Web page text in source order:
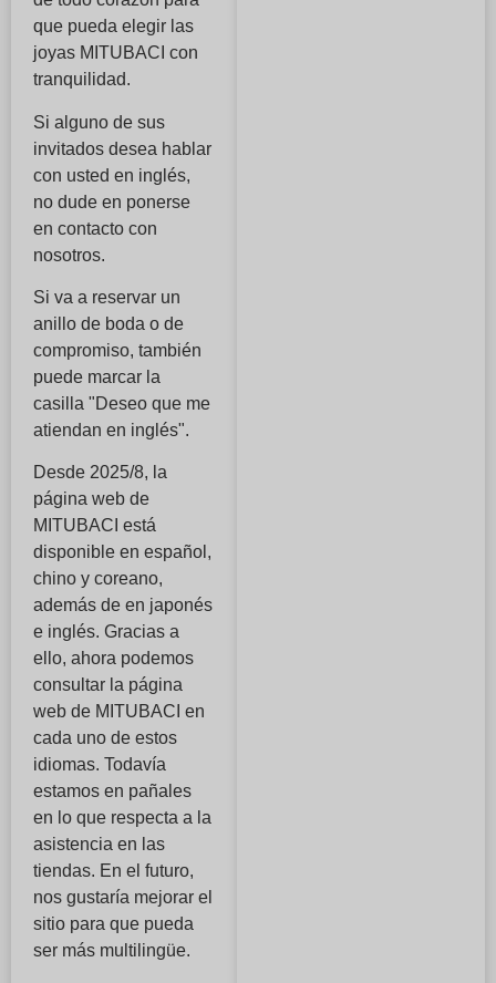
que pueda elegir las
joyas MITUBACI con
tranquilidad.
Si alguno de sus
invitados desea hablar
con usted en inglés,
no dude en ponerse
en contacto con
nosotros.
Si va a reservar un
anillo de boda o de
compromiso, también
puede marcar la
casilla "Deseo que me
atiendan en inglés".
Desde 2025/8, la
página web de
MITUBACI está
disponible en español,
chino y coreano,
además de en japonés
e inglés. Gracias a
ello, ahora podemos
consultar la página
web de MITUBACI en
cada uno de estos
idiomas. Todavía
estamos en pañales
en lo que respecta a la
asistencia en las
tiendas. En el futuro,
nos gustaría mejorar el
sitio para que pueda
ser más multilingüe.